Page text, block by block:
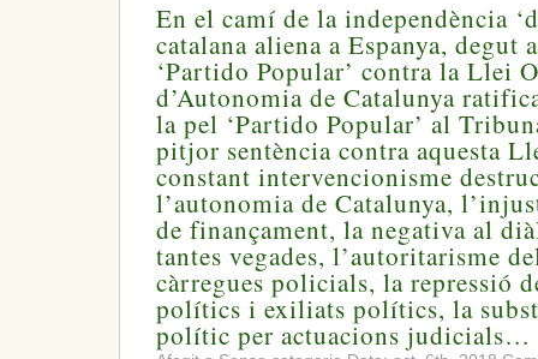
En el camí de la independència
catalana aliena a Espanya, degut
‘Partido Popular’ contra la Llei
d’Autonomia de Catalunya
la pel ‘Partido Popular’ al
pitjor sentència contra aquesta
constant intervencionisme
l’autonomia de Catalunya,
de finançament, la negativa al
tantes vegades, l’autoritarisme del
càrregues policials, la repressió
polítics i exiliats polítics, la
polític per actuacions judicials…